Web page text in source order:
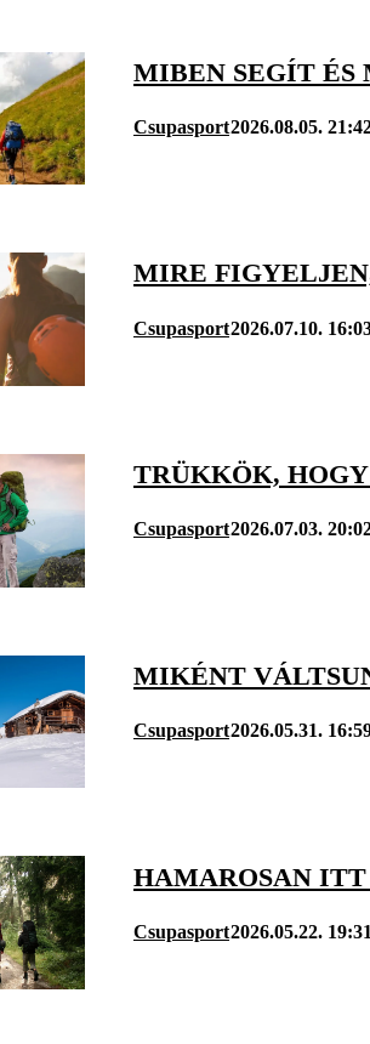
MIBEN SEGÍT ÉS
Csupasport2026.08.05.
MIRE
Csupasport2026.07.10.
TRÜKKÖK,
Csupasport2026.07.03.
MIKÉNT
Csupasport2026.05.31.
HAMAROSAN
Csupasport2026.05.22. 19:31